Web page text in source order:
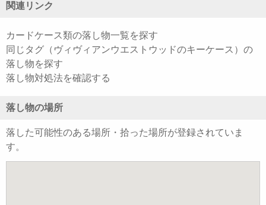
関連リンク
カードケース類の落し物一覧を探す
同じタグ（ヴィヴィアンウエストウッドのキーケース）の
落し物を探す
落し物対処法を確認する
落し物の場所
落した可能性のある場所・拾った場所が登録されていま
す。